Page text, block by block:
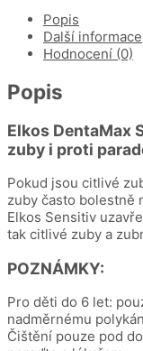
Popis
Další informace
Hodnocení (0)
Popis
Elkos DentaMax
zuby i proti
Pokud jsou citlivé
zuby často bolestně
Elkos Sensitiv
tak citlivé zuby a
POZNÁMKY:
Pro děti do 6 let:
nadměrnému
Čištění pouze pod